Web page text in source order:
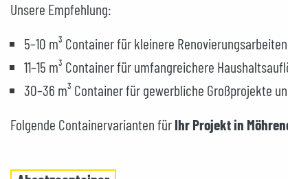
Unsere Empfehlung:
5–10 m³ Container für kleinere
11–15 m³ Container für umfangreichere
30–36 m³ Container für gewerbliche Großprojekte
Folgende Containervarianten für Ihr Projekt in